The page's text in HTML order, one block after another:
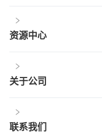
资源中心
关于公司
联系我们